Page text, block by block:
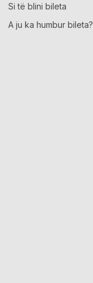
Si të blini bileta
A ju ka humbur bileta?